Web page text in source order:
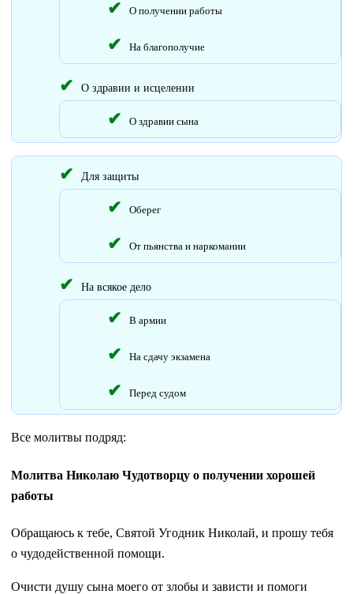
О получении работы
На благополучие
О здравии и исцелении
О здравии сына
Для защиты
Оберег
От пьянства и наркомании
На всякое дело
В армии
На сдачу экзамена
Перед судом
Все молитвы подряд:
Молитва Николаю Чудотворцу о получении хорошей
работы
Обращаюсь к тебе, Святой Угодник Николай, и прошу тебя
о чудодейственной помощи.
Очисти душу сына моего от злобы и зависти и помоги